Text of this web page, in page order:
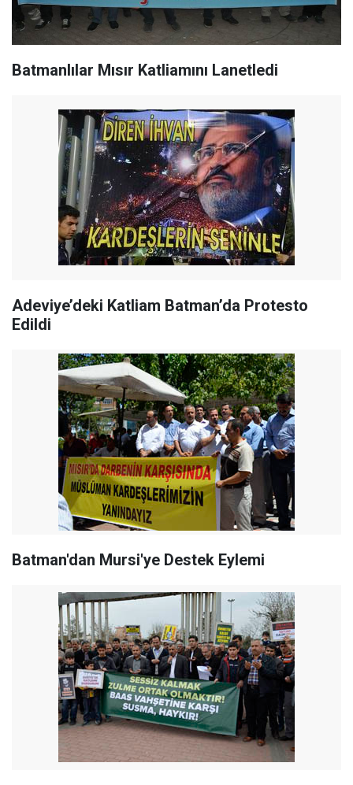
Batmanlılar Mısır Katliamını Lanetledi
Adeviye’deki Katliam Batman’da Protesto
Edildi
Batman'dan Mursi'ye Destek Eylemi